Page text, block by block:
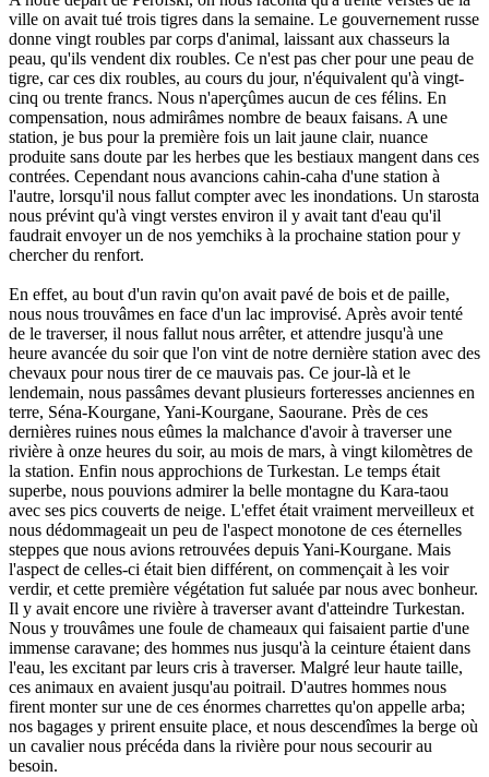
ville on avait tué trois tigres dans la semaine. Le gouvernement russe
donne vingt roubles par corps d'animal, laissant aux chasseurs la
peau, qu'ils vendent dix roubles. Ce n'est pas cher pour une peau de
tigre, car ces dix roubles, au cours du jour, n'équivalent qu'à vingt-
cinq ou trente francs. Nous n'aperçûmes aucun de ces félins. En
compensation, nous admirâmes nombre de beaux faisans. A une
station, je bus pour la première fois un lait jaune clair, nuance
produite sans doute par les herbes que les bestiaux mangent dans ces
contrées. Cependant nous avancions cahin-caha d'une station à
l'autre, lorsqu'il nous fallut compter avec les inondations. Un starosta
nous prévint qu'à vingt verstes environ il y avait tant d'eau qu'il
faudrait envoyer un de nos yemchiks à la prochaine station pour y
chercher du renfort.
En effet, au bout d'un ravin qu'on avait pavé de bois et de paille,
nous nous trouvâmes en face d'un lac improvisé. Après avoir tenté
de le traverser, il nous fallut nous arrêter, et attendre jusqu'à une
heure avancée du soir que l'on vint de notre dernière station avec des
chevaux pour nous tirer de ce mauvais pas. Ce jour-là et le
lendemain, nous passâmes devant plusieurs forteresses anciennes en
terre, Séna-Kourgane, Yani-Kourgane, Saourane. Près de ces
dernières ruines nous eûmes la malchance d'avoir à traverser une
rivière à onze heures du soir, au mois de mars, à vingt kilomètres de
la station. Enfin nous approchions de Turkestan. Le temps était
superbe, nous pouvions admirer la belle montagne du Kara-taou
avec ses pics couverts de neige. L'effet était vraiment merveilleux et
nous dédommageait un peu de l'aspect monotone de ces éternelles
steppes que nous avions retrouvées depuis Yani-Kourgane. Mais
l'aspect de celles-ci était bien différent, on commençait à les voir
verdir, et cette première végétation fut saluée par nous avec bonheur.
Il y avait encore une rivière à traverser avant d'atteindre Turkestan.
Nous y trouvâmes une foule de chameaux qui faisaient partie d'une
immense caravane; des hommes nus jusqu'à la ceinture étaient dans
l'eau, les excitant par leurs cris à traverser. Malgré leur haute taille,
ces animaux en avaient jusqu'au poitrail. D'autres hommes nous
firent monter sur une de ces énormes charrettes qu'on appelle arba;
nos bagages y prirent ensuite place, et nous descendîmes la berge où
un cavalier nous précéda dans la rivière pour nous secourir au
besoin.